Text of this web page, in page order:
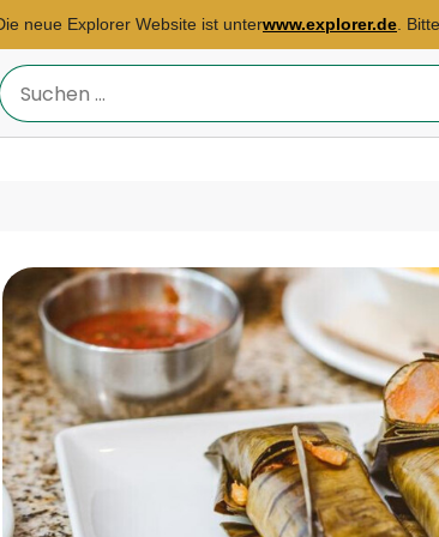
neue Explorer Website ist unterwww.explorer.de .
Reiseland
eingeben
Reisebüro Stuttgart
E-Mail:
helen.curtis@explorer.de
Botswana, Namibia,